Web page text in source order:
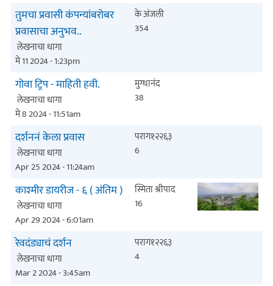
तुमचा प्रवासी कंपन्यांबरोबर
प्रवासाचा अनुभव..
लेखनाचा धागा
मे 11 2024 - 1:23pm
के अंजली
354
गोवा ट्रिप - माहिती हवी.
लेखनाचा धागा
मे 8 2024 - 11:51am
मुग्धानंद
38
दर्शननं केला प्रवास
लेखनाचा धागा
Apr 25 2024 - 11:24am
पराग१२२६३
6
काश्मीर डायरीज - ६ ( अंतिम )
लेखनाचा धागा
Apr 29 2024 - 6:01am
स्मिता श्रीपाद
16
रेवदंड्याचं दर्शन
लेखनाचा धागा
Mar 2 2024 - 3:45am
पराग१२२६३
4